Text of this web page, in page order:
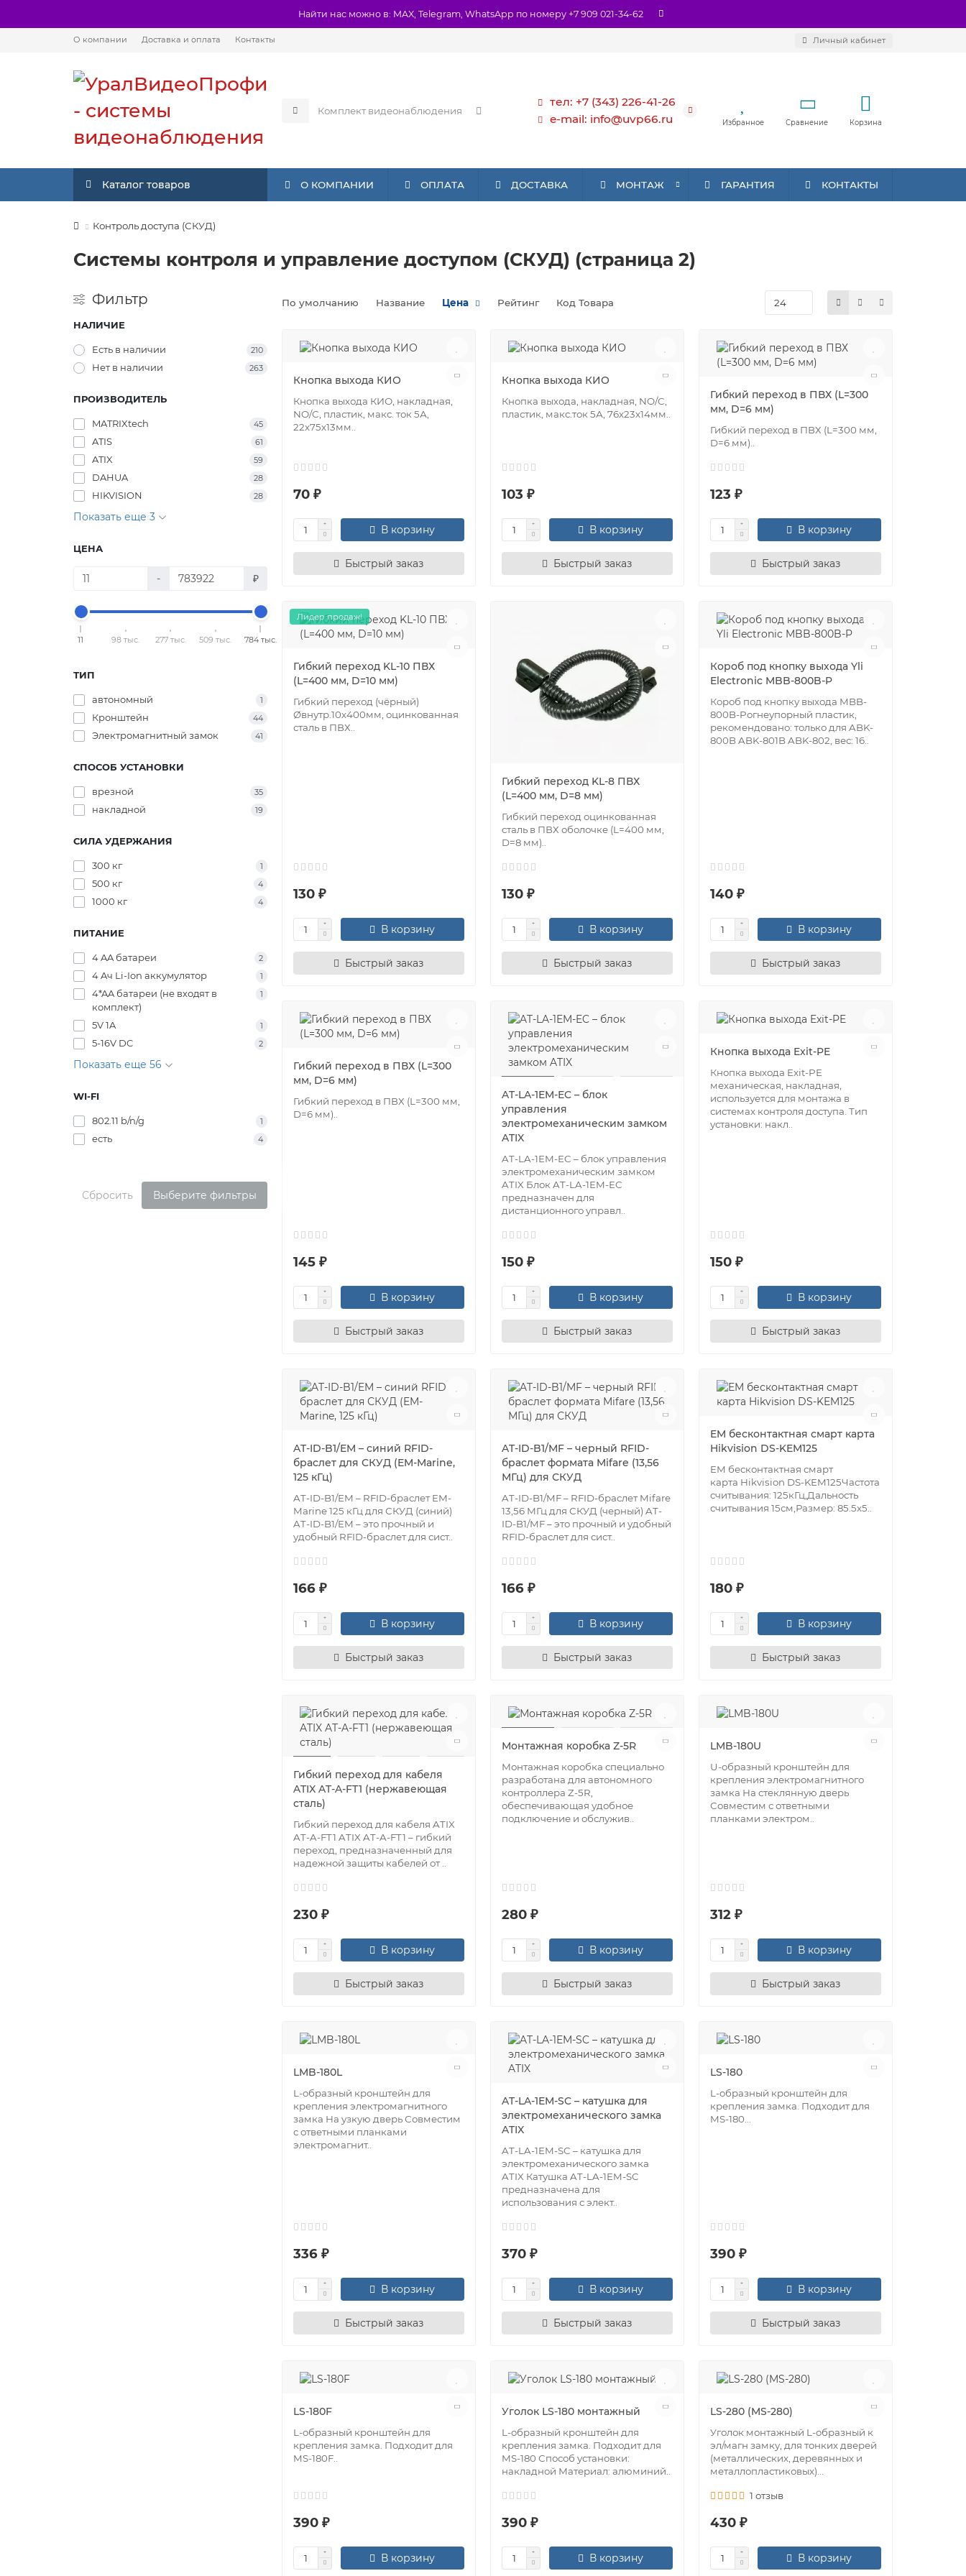
Найти нас можно в: MAX, Telegram, WhatsApp по номеру +7 909 021-34-62
О компании Доставка и оплата Контакты Личный кабинет
тел: +7 (343) 226-41-26
e-mail: info@uvp66.ru
Избранное Сравнение Корзина
Каталог товаров О КОМПАНИИ ОПЛАТА ДОСТАВКА МОНТАЖ ГАРАНТИЯ КОНТАКТЫ
Контроль доступа (СКУД)
Системы контроля и управление доступом (СКУД) (страница 2)
Фильтр
НАЛИЧИЕ
Есть в наличии 210
Нет в наличии 263
ПРОИЗВОДИТЕЛЬ
MATRIXtech 45
ATIS 61
ATIX 59
DAHUA 28
HIKVISION 28
Показать еще 3
ЦЕНА
- ₽
11 98 тыс. 277 тыс. 509 тыс. 784 тыс.
ТИП
автономный 1
Кронштейн 44
Электромагнитный замок 41
СПОСОБ УСТАНОВКИ
врезной 35
накладной 19
СИЛА УДЕРЖАНИЯ
300 кг 1
500 кг 4
1000 кг 4
ПИТАНИЕ
4 AA батареи 2
4 Aч Li-Ion аккумулятор 1
4*AA батареи (не входят в
комплект)
1
5V 1A 1
5-16V DC 2
Показать еще 56
WI-FI
802.11 b/n/g 1
есть 4
Сбросить Выберите фильтры
По умолчанию Название Цена Рейтинг Код Товара
Кнопка выхода КИО
Кнопка выхода КИО, накладная,
NO/C, пластик, макс. ток 5А,
22х75х13мм..
70 ₽
В корзину
Быстрый заказ
Кнопка выхода КИО
Кнопка выхода, накладная, NO/C,
пластик, макс.ток 5А, 76х23х14мм..
103 ₽
В корзину
Быстрый заказ
Гибкий переход в ПВХ (L=300
мм, D=6 мм)
Гибкий переход в ПВХ (L=300 мм,
D=6 мм)..
123 ₽
В корзину
Быстрый заказ
Лидер продаж!
Гибкий переход KL-10 ПВХ
(L=400 мм, D=10 мм)
Гибкий переход (чёрный)
Øвнутр.10х400мм, оцинкованная
сталь в ПВХ..
130 ₽
В корзину
Быстрый заказ
Гибкий переход KL-8 ПВХ
(L=400 мм, D=8 мм)
Гибкий переход оцинкованная
сталь в ПВХ оболочке (L=400 мм,
D=8 мм)..
130 ₽
В корзину
Быстрый заказ
Короб под кнопку выхода Yli
Electronic MBB-800B-P
Короб под кнопку выхода MBB-
800B-Pогнеупорный пластик,
рекомендовано: только для ABK-
800B ABK-801B ABK-802, вес: 16..
140 ₽
В корзину
Быстрый заказ
Гибкий переход в ПВХ (L=300
мм, D=6 мм)
Гибкий переход в ПВХ (L=300 мм,
D=6 мм)..
145 ₽
В корзину
Быстрый заказ
AT-LA-1EM-EC – блок
управления
электромеханическим замком
ATIX
AT-LA-1EM-EC – блок управления
электромеханическим замком
ATIX Блок AT-LA-1EM-EC
предназначен для
дистанционного управл..
150 ₽
В корзину
Быстрый заказ
Кнопка выхода Exit-PE
Кнопка выхода Exit-PE
механическая, накладная,
используется для монтажа в
системах контроля доступа. Тип
установки: накл..
150 ₽
В корзину
Быстрый заказ
AT-ID-B1/EM – синий RFID-
браслет для СКУД (EM-Marine,
125 кГц)
AT-ID-B1/EM – RFID-браслет EM-
Marine 125 кГц для СКУД (синий)
AT-ID-B1/EM – это прочный и
удобный RFID-браслет для сист..
166 ₽
В корзину
Быстрый заказ
AT-ID-B1/MF – черный RFID-
браслет формата Mifare (13,56
МГц) для СКУД
AT-ID-B1/MF – RFID-браслет Mifare
13,56 МГц для СКУД (черный) AT-
ID-B1/MF – это прочный и удобный
RFID-браслет для сист..
166 ₽
В корзину
Быстрый заказ
EM бесконтактная смарт карта
Hikvision DS-KEM125
EM бесконтактная смарт
карта Hikvision DS-KEM125Частота
считывания: 125кГц,Дальность
считывания 15см,Размер: 85.5х5..
180 ₽
В корзину
Быстрый заказ
Гибкий переход для кабеля
ATIX AT-A-FT1 (нержавеющая
сталь)
Гибкий переход для кабеля ATIX
AT-A-FT1 ATIX AT-A-FT1 – гибкий
переход, предназначенный для
надежной защиты кабелей от ..
230 ₽
В корзину
Быстрый заказ
Монтажная коробка Z-5R
Монтажная коробка специально
разработана для автономного
контроллера Z-5R,
обеспечивающая удобное
подключение и обслужив..
280 ₽
В корзину
Быстрый заказ
LMB-180U
U-oбразный кронштейн для
крепления электромагнитного
замка На стеклянную дверь
Совместим с ответными
планками электром..
312 ₽
В корзину
Быстрый заказ
LMB-180L
L-oбразный кронштейн для
крепления электромагнитного
замка На узкую дверь Совместим
с ответными планками
электромагнит..
336 ₽
В корзину
Быстрый заказ
AT-LA-1EM-SC – катушка для
электромеханического замка
ATIX
AT-LA-1EM-SC – катушка для
электромеханического замка
ATIX Катушка AT-LA-1EM-SC
предназначена для
использования с элект..
370 ₽
В корзину
Быстрый заказ
LS-180
L-oбразный кронштейн для
крепления замка. Подходит для
MS-180...
390 ₽
В корзину
Быстрый заказ
LS-180F
L-oбразный кронштейн для
крепления замка. Подходит для
MS-180F..
390 ₽
В корзину
Уголок LS-180 монтажный
L-oбразный кронштейн для
крепления замка. Подходит для
MS-180 Способ установки:
накладной Материал: алюминий..
390 ₽
В корзину
LS-280 (MS-280)
Уголок монтажный L-oбразный к
эл/магн замку, для тонких дверей
(металлических, деревянных и
металлопластиковых)...
1 отзыв
430 ₽
В корзину